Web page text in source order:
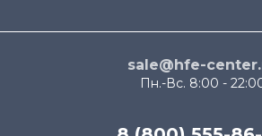
sale@hfe-
Пн.-Вс. 8:00 -